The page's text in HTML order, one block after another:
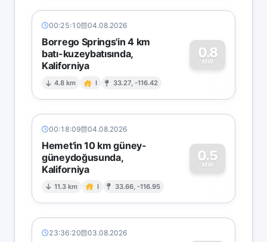
00:25:10 04.08.2026
Borrego Springs'in 4 km
batı-kuzeybatısında,
Kaliforniya
4.8 km I 33.27, -116.42
0.8
MW
0
00:18:09 04.08.2026
Hemet'in 10 km güney-
güneydoğusunda,
Kaliforniya
11.3 km I 33.66, -116.95
0.5
MW
0
23:36:20 03.08.2026